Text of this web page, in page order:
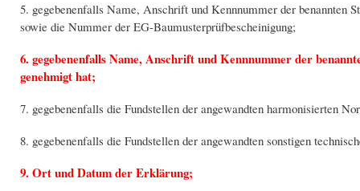
5. gegebenenfalls Name, Anschrift und Kennnummer der benannten
sowie die Nummer der EG-Baumusterprüfbescheinigung;
6. gegebenenfalls Name, Anschrift und Kennnummer der
genehmigt hat;
7. gegebenenfalls die Fundstellen der angewandten harmonisierten
8. gegebenenfalls die Fundstellen der angewandten sonstigen
9. Ort und Datum der Erklärung;